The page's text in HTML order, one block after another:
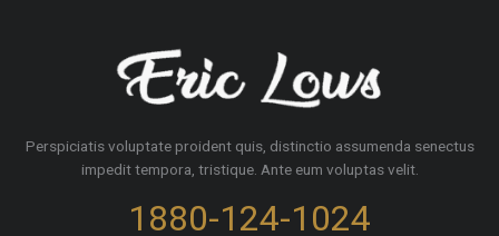
Perspiciatis voluptate proident quis, distinctio assumenda senectus
impedit tempora, tristique. Ante eum voluptas velit.
1880-124-1024